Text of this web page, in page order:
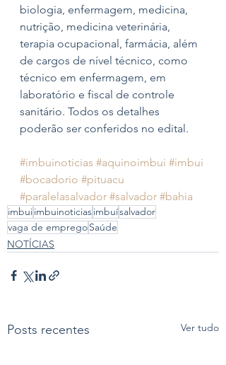
biologia, enfermagem, medicina,
nutrição, medicina veterinária,
terapia ocupacional, farmácia, além
de cargos de nível técnico, como
técnico em enfermagem, em
laboratório e fiscal de controle
sanitário. Todos os detalhes
poderão ser conferidos no edital.
#imbuinoticias #aquinoimbui #imbui
#bocadorio #pituacu
#paralelasalvador #salvador #bahia
imbuiimbuinoticiasimbuísalvador
vaga de empregoSaúde
NOTÍCIAS
Posts recentes Ver tudo